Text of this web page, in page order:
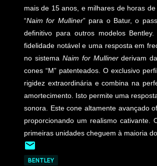
mais de 15 anos, e milhares de horas
“Naim for Mulliner” para o Batur, o
definitivo para outros modelos
fidelidade notável e uma resposta em
no sistema Naim for Mullinerderivam
cones “M” patenteados. O exclusivo
rigidez extraordinária e combina na
amortecimento. Isto permite uma
sonora. Este cone altamente avançado
proporcionando um realismo
primeiras unidades cheguem à maioria
BENTLEY